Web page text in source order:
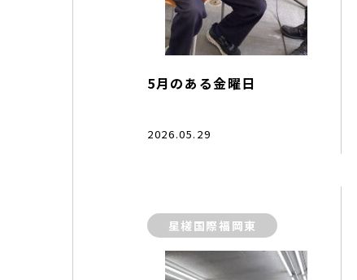
5月のある金曜日
2026.05.29
星槎国際福岡東